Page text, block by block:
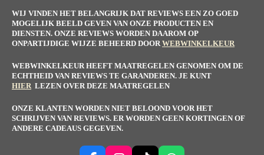
WIJ VINDEN HET BELANGRIJK DAT REVIEWS EEN ZO GOED
MOGELIJK BEELD GEVEN VAN ONZE PRODUCTEN EN
DIENSTEN. ONZE REVIEWS WORDEN DAAROM OP
ONPARTIJDIGE WIJZE BEHEERD DOOR WEBWINKELKEUR
WEBWINKELKEUR HEEFT MAATREGELEN GENOMEN OM DE
ECHTHEID VAN REVIEWS TE GARANDEREN. JE KUNT
HIER LEZEN OVER DEZE MAATREGELEN
ONZE KLANTEN WORDEN NIET BELOOND VOOR HET
SCHRIJVEN VAN REVIEWS. ER WORDEN GEEN KORTINGEN OF
ANDERE CADEAUS GEGEVEN.